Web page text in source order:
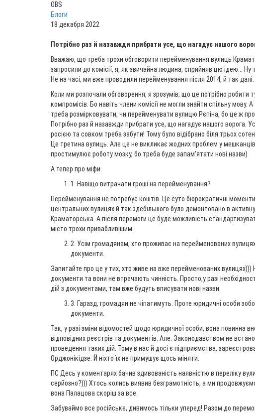
OBS
Блоги
18 декабря 2022
Потрібно раз й назавжди прибрати усе, що нагадує нашого
Вважаю, що треба трохи обговорити перейменування вулиць
запросили до комісії, я, як звичайна людина, сприйняв цю ідею...
Не на часі, ми вже проводили перейменування після 2014, й так далі.
Коли ми розпочали обговорення, я зрозумів, що це потрібно робити
компромісів. Бо навіть члени комісії не могли знайти спільну мову.
треба розмірковувати, чи перейменувати вулицю Рєпіна, бо це ж
Потрібно раз й назавжди прибрати усе, що нагадує нашого ворога.
росією та совком треба забути! Тому було відібрано біля трьох
Це третина вулиць. Але це не викликає жодних проблем у мешканців
простимулює роботу мозку, бо треба буде запам'ятати нові назви)
А тепер про міфи.
1. Навіщо витрачати гроші на перейменування?
Перейменування не потребує коштів. Це суто бюрократичні
центральних вулицях й так здебільшого було демонтовано в
Краматорська. А після перемоги це буде можливість
місто трохи привабливішим.
2. Усім громадянам, хто проживає на перейменованих
документи.
Запитайте про це у тих, хто живе на вже перейменованих вулицях)))
документи та вони не втрачають чинність. Просто,у разі
дій з документами, там вже будуть вписувати нові назви.
3. Гаразд, громадян не чіпатимуть. Проте юридичні особи
документи.
Так, у разі зміни відомостей щодо юридичної особи, вона повинна
відповідних реєстрів та документів. Але. Законодавством не
проведення таких дій. Тому в нас й досі є підприємства,
Орджонікідзе. Й ніхто їх не примушує щось міняти.
ПС Десь у коментарях бачив здивованість наявністю в переліку
серйозно?))) Хтось колись виявив безграмотність, а ми
вона Палацова скоріш за все.
Забуваймо все російське, дивимось тільки уперед! Разом до